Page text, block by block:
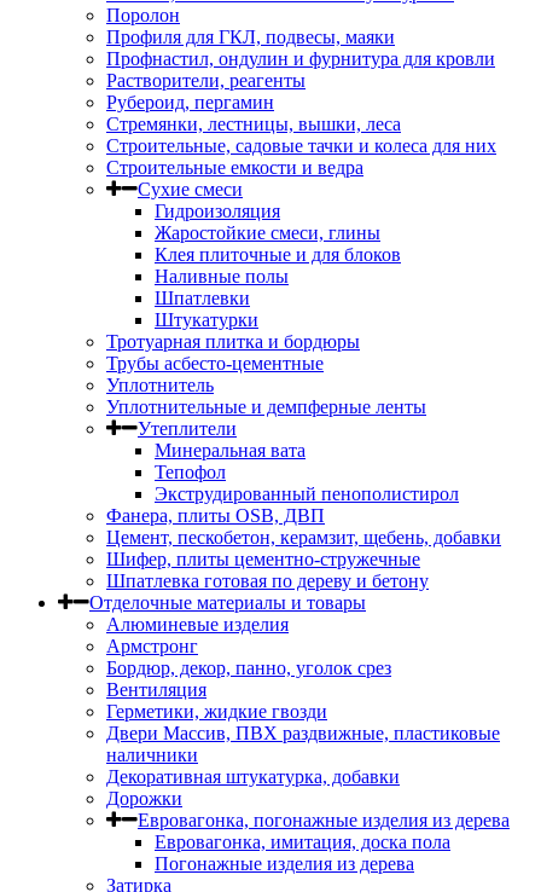
Поролон
Профиля для ГКЛ, подвесы, маяки
Профнастил, ондулин и фурнитура для кровли
Растворители, реагенты
Рубероид, пергамин
Стремянки, лестницы, вышки, леса
Строительные, садовые тачки и колеса для них
Строительные емкости и ведра
Сухие смеси
Гидроизоляция
Жаростойкие смеси, глины
Клея плиточные и для блоков
Наливные полы
Шпатлевки
Штукатурки
Тротуарная плитка и бордюры
Трубы асбесто-цементные
Уплотнитель
Уплотнительные и демпферные ленты
Утеплители
Минеральная вата
Тепофол
Экструдированный пенополистирол
Фанера, плиты OSB, ДВП
Цемент, пескобетон, керамзит, щебень, добавки
Шифер, плиты цементно-стружечные
Шпатлевка готовая по дереву и бетону
Отделочные материалы и товары
Алюминевые изделия
Армстронг
Бордюр, декор, панно, уголок срез
Вентиляция
Герметики, жидкие гвозди
Двери Массив, ПВХ раздвижные, пластиковые
наличники
Декоративная штукатурка, добавки
Дорожки
Евровагонка, погонажные изделия из дерева
Евровагонка, имитация, доска пола
Погонажные изделия из дерева
Затирка